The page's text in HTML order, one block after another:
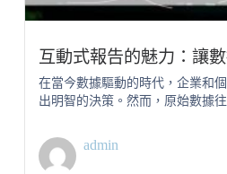
互動式報告的魅力：讓
在當今數據驅動的時代，企業和
出明智的決策。然而，原始數據
admin